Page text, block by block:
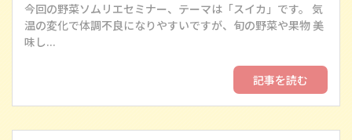
今回の野菜ソムリエセミナー、テーマは「スイカ」です。 気
温の変化で体調不良になりやすいですが、旬の野菜や果物 美
味し...
記事を読む